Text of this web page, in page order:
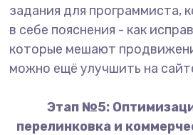
задания для программиста,
в себе пояснения - как
которые мешают
можно ещё улучшить на
Этап №5:
перелинковка и